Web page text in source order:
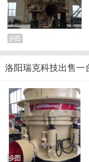
洛阳瑞克科技出售一